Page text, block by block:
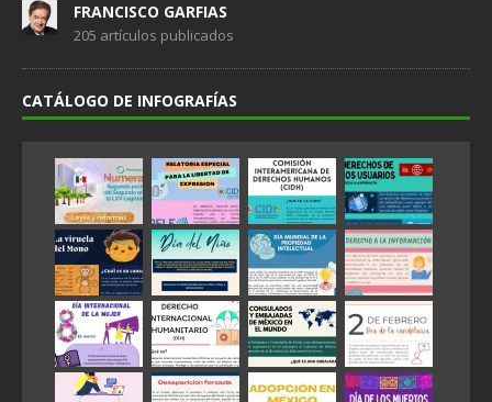
FRANCISCO GARFIAS
205 artículos publicados
CATÁLOGO DE INFOGRAFÍAS